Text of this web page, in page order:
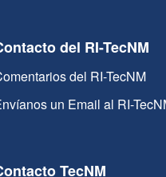
del RI-TecNM
del RI-TecNM
un Email al RI-
TecNM